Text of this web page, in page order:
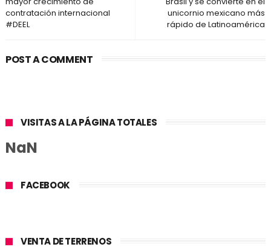
unicornio mexicano más
rápido de Latinoamérica
contratación internacional
#DEEL
POST A COMMENT
VISITAS A LA PÁGINA TOTALES
NaN
FACEBOOK
VENTA DE TERRENOS